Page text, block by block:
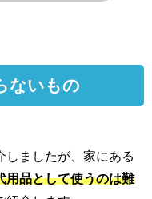
ないもの
しましたが、家にある
用品として使うのは難